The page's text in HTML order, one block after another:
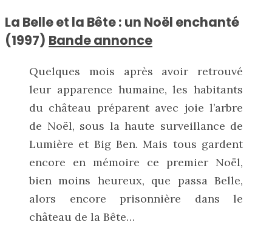
La Belle et la Bête : un Noël enchanté
(1997) Bande annonce
Quelques mois après avoir retrouvé
leur apparence humaine, les habitants
du château préparent avec joie l’arbre
de Noël, sous la haute surveillance de
Lumière et Big Ben. Mais tous gardent
encore en mémoire ce premier Noël,
bien moins heureux, que passa Belle,
alors encore prisonnière dans le
château de la Bête…